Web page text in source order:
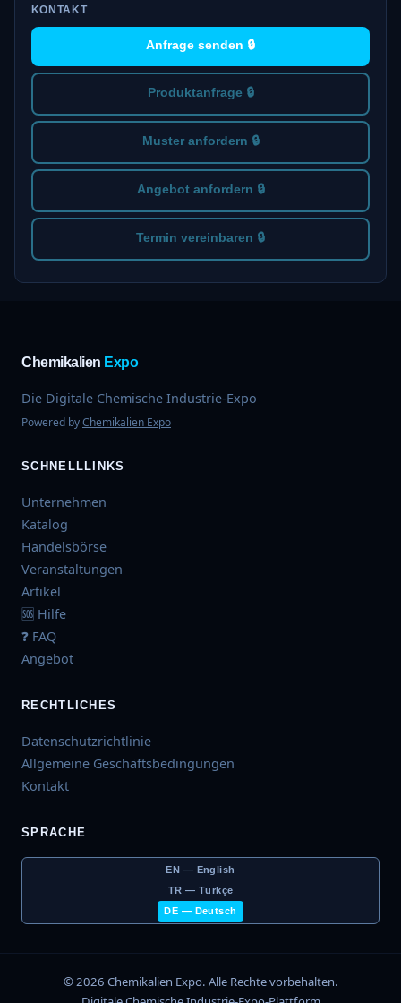
KONTAKT
Anfrage senden 🔒
Produktanfrage 🔒
Muster anfordern 🔒
Angebot anfordern 🔒
Termin vereinbaren 🔒
Chemikalien Expo
Die Digitale Chemische Industrie-Expo
Powered byChemikalien Expo
SCHNELLLINKS
Unternehmen
Katalog
Handelsbörse
Veranstaltungen
Artikel
🆘 Hilfe
❓ FAQ
Angebot
RECHTLICHES
Datenschutzrichtlinie
Allgemeine Geschäftsbedingungen
Kontakt
SPRACHE
EN — English
TR — Türkçe
DE — Deutsch
© 2026 Chemikalien Expo. Alle Rechte vorbehalten.